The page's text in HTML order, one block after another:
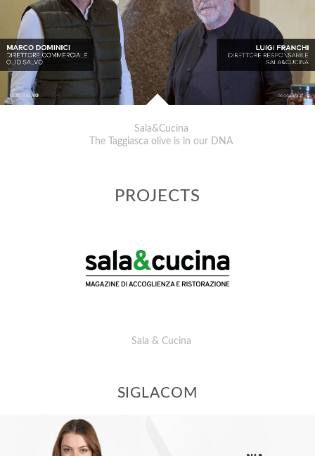
Sala&Cucina
The Taggiasca olive is in our DNA
PROJECTS
Sala & Cucina
SIGLACOM